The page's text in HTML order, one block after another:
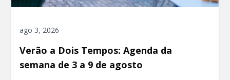
ago 3, 2026
Verão a Dois Tempos: Agenda da
semana de 3 a 9 de agosto